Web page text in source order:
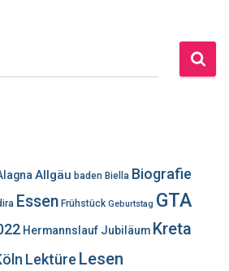
Allgäu baden Biella Biografie
Essen Frühstück Geburtstag GTA
Hermannslauf Jubiläum Kreta
LektüreLesen